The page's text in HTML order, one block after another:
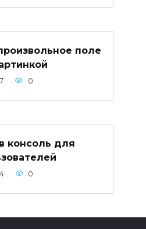
поле
7 0
консоль для
4 0